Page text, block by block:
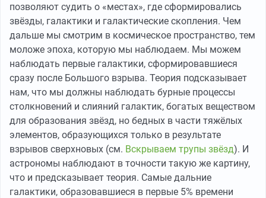
позволяют судить о «местах», где сформировались
звёзды, галактики и галактические скопления. Чем
дальше мы смотрим в космическое пространство, тем
моложе эпоха, которую мы наблюдаем. Мы можем
наблюдать первые галактики, сформировавшиеся
сразу после Большого взрыва. Теория подсказывает
нам, что мы должны наблюдать бурные процессы
столкновений и слияний галактик, богатых веществом
для образования звёзд, но бедных в части тяжёлых
элементов, образующихся только в результате
взрывов сверхновых (см. Вскрываем трупы звёзд). И
астрономы наблюдают в точности такую же картину,
что и предсказывает теория. Самые дальние
галактики, образовавшиеся в первые 5% времени